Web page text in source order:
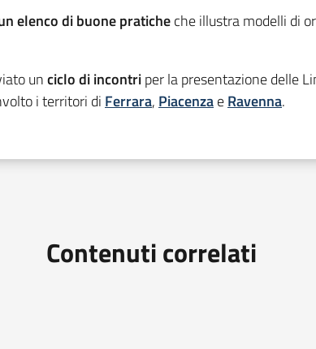
elenco di buone praticheche illustra modelli di
unciclo di incontriper la presentazione delle
i territori di Ferrara, PiacenzaeRavenna.
Contenuti correlati